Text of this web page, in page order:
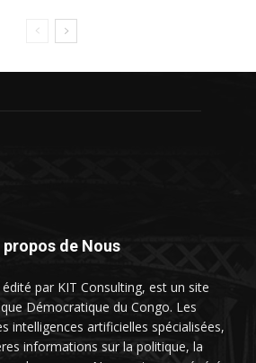
propos de Nous
par KIT Consulting, est un site
Démocratique du Congo. Les
intelligences artificielles spécialisées,
informations sur la politique, la